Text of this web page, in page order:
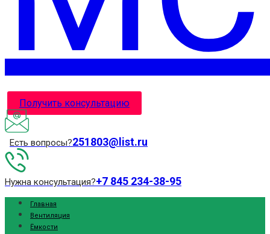
Получить консультацию
Есть вопросы?251803@list.ru
Нужна консультация?+7 845 234-38-95
Главная
Вентиляция
Ёмкости